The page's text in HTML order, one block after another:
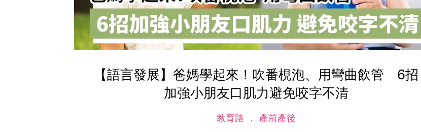
【語言發展】爸媽學起來！吹番梘泡、用彎曲飲管 6招
加強小朋友口肌力避免咬字不清
教育路 產前產後